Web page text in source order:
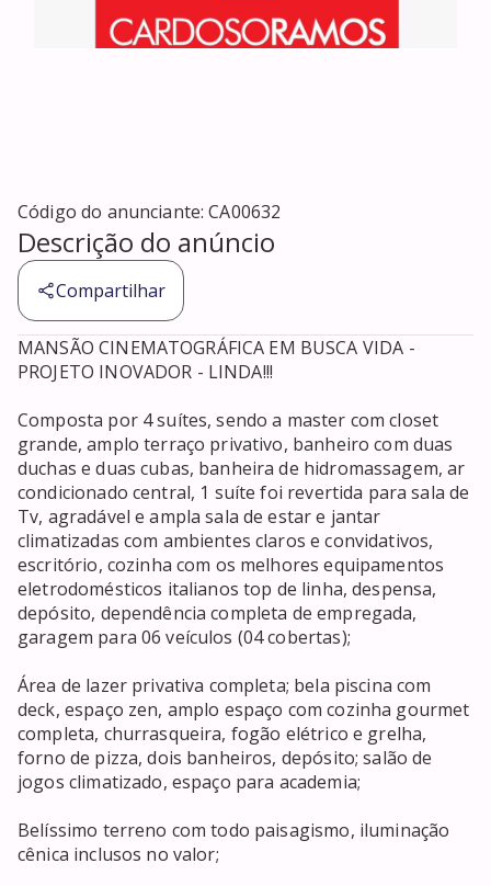
Código do anunciante:CA00632
Descrição do anúncio
Compartilhar
MANSÃO CINEMATOGRÁFICA EM BUSCA VIDA -
PROJETO INOVADOR - LINDA!!!
Composta por 4 suítes, sendo a master com closet
grande, amplo terraço privativo, banheiro com duas
duchas e duas cubas, banheira de hidromassagem, ar
condicionado central, 1 suíte foi revertida para sala de
Tv, agradável e ampla sala de estar e jantar
climatizadas com ambientes claros e convidativos,
escritório, cozinha com os melhores equipamentos
eletrodomésticos italianos top de linha, despensa,
depósito, dependência completa de empregada,
garagem para 06 veículos (04 cobertas);
Área de lazer privativa completa; bela piscina com
deck, espaço zen, amplo espaço com cozinha gourmet
completa, churrasqueira, fogão elétrico e grelha,
forno de pizza, dois banheiros, depósito; salão de
jogos climatizado, espaço para academia;
Belíssimo terreno com todo paisagismo, iluminação
cênica inclusos no valor;